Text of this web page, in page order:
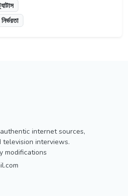
নির্ভরতা
internet sources,
television interviews.
modifications